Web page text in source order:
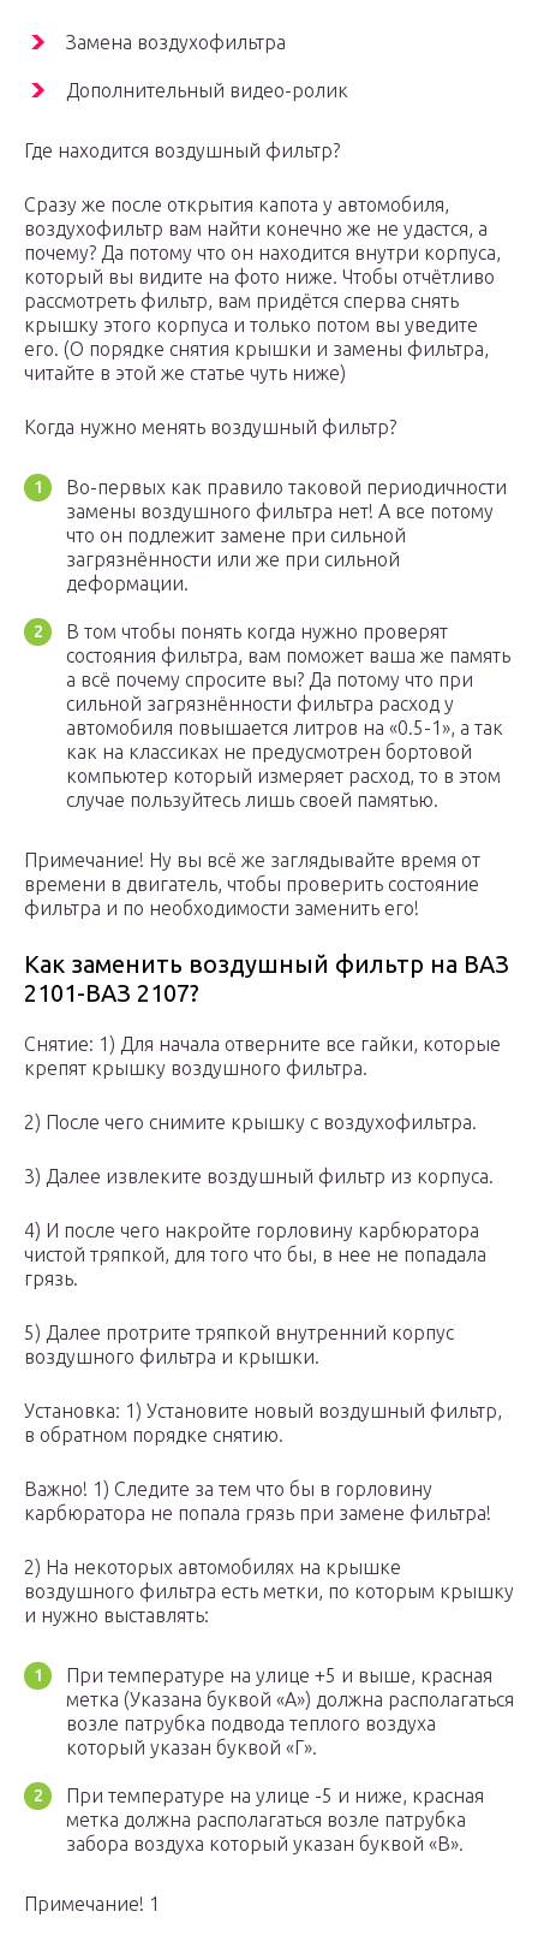
Замена воздухофильтра
Дополнительный видео-ролик
Где находится воздушный фильтр?
Сразу же после открытия капота у автомобиля,
воздухофильтр вам найти конечно же не удастся, а
почему? Да потому что он находится внутри корпуса,
который вы видите на фото ниже. Чтобы отчётливо
рассмотреть фильтр, вам придётся сперва снять
крышку этого корпуса и только потом вы уведите
его. (О порядке снятия крышки и замены фильтра,
читайте в этой же статье чуть ниже)
Когда нужно менять воздушный фильтр?
Во-первых как правило таковой периодичности
замены воздушного фильтра нет! А все потому
что он подлежит замене при сильной
загрязнённости или же при сильной
деформации.
В том чтобы понять когда нужно проверят
состояния фильтра, вам поможет ваша же память
а всё почему спросите вы? Да потому что при
сильной загрязнённости фильтра расход у
автомобиля повышается литров на «0.5-1», а так
как на классиках не предусмотрен бортовой
компьютер который измеряет расход, то в этом
случае пользуйтесь лишь своей памятью.
Примечание! Ну вы всё же заглядывайте время от
времени в двигатель, чтобы проверить состояние
фильтра и по необходимости заменить его!
Как заменить воздушный фильтр на ВАЗ
2101-ВАЗ 2107?
Снятие: 1) Для начала отверните все гайки, которые
крепят крышку воздушного фильтра.
2) После чего снимите крышку с воздухофильтра.
3) Далее извлеките воздушный фильтр из корпуса.
4) И после чего накройте горловину карбюратора
чистой тряпкой, для того что бы, в нее не попадала
грязь.
5) Далее протрите тряпкой внутренний корпус
воздушного фильтра и крышки.
Установка: 1) Установите новый воздушный фильтр,
в обратном порядке снятию.
Важно! 1) Следите за тем что бы в горловину
карбюратора не попала грязь при замене фильтра!
2) На некоторых автомобилях на крышке
воздушного фильтра есть метки, по которым крышку
и нужно выставлять:
При температуре на улице +5 и выше, красная
метка (Указана буквой «А») должна располагаться
возле патрубка подвода теплого воздуха
который указан буквой «Г».
При температуре на улице -5 и ниже, красная
метка должна располагаться возле патрубка
забора воздуха который указан буквой «В».
Примечание! 1